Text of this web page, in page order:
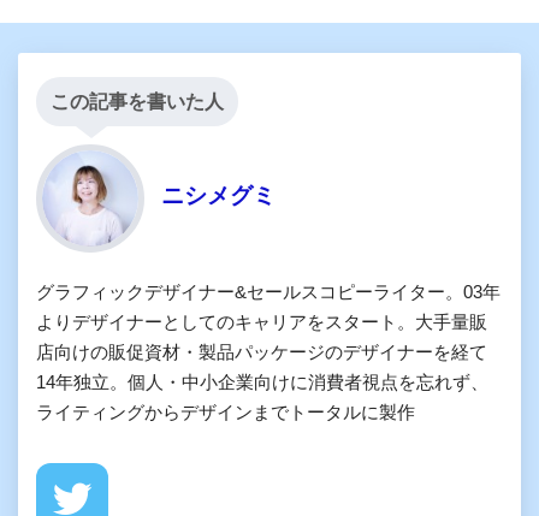
この記事を書いた人
ニシメグミ
グラフィックデザイナー&セールスコピーライター。03年
よりデザイナーとしてのキャリアをスタート。大手量販
店向けの販促資材・製品パッケージのデザイナーを経て
14年独立。個人・中小企業向けに消費者視点を忘れず、
ライティングからデザインまでトータルに製作